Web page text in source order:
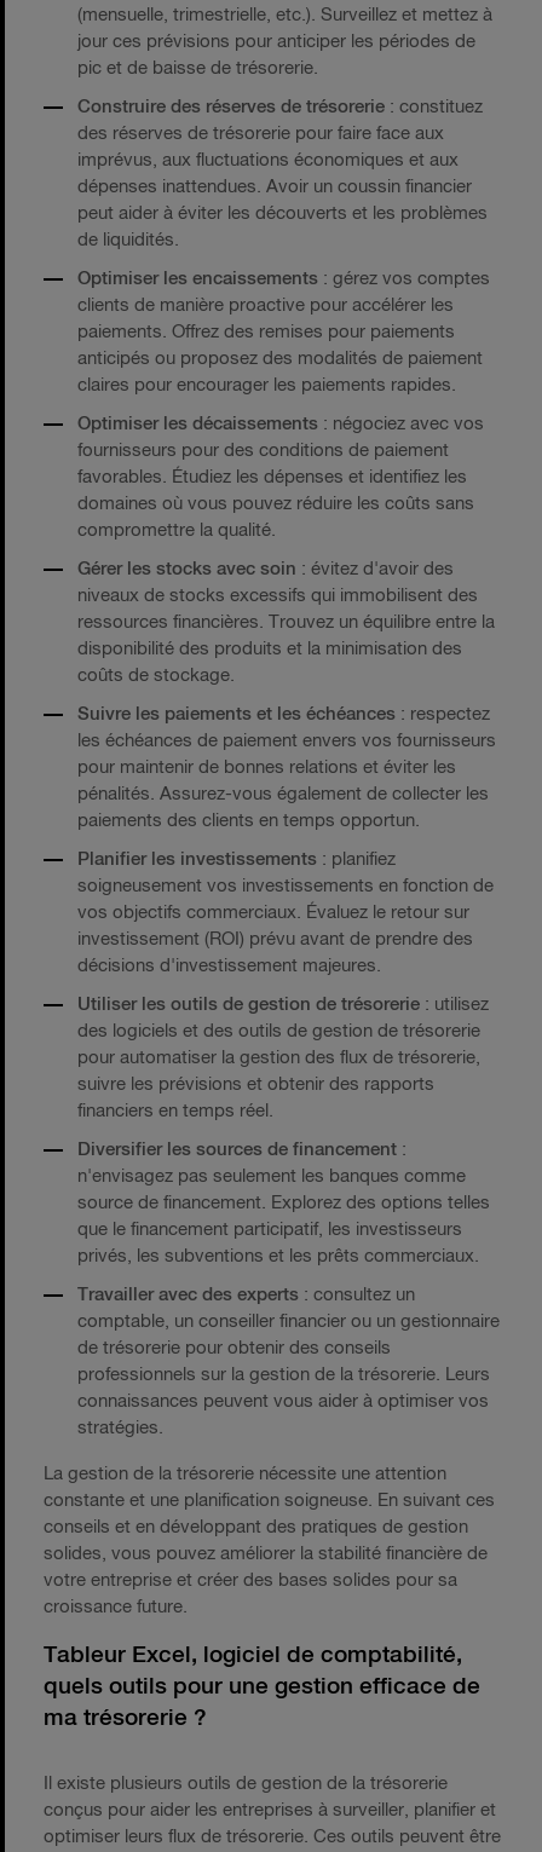
(mensuelle, trimestrielle, etc.). Surveillez et mettez à
jour ces prévisions pour anticiper les périodes de
pic et de baisse de trésorerie.
Construire des réserves de trésorerie : constituez
des réserves de trésorerie pour faire face aux
imprévus, aux fluctuations économiques et aux
dépenses inattendues. Avoir un coussin financier
peut aider à éviter les découverts et les problèmes
de liquidités.
Optimiser les encaissements : gérez vos comptes
clients de manière proactive pour accélérer les
paiements. Offrez des remises pour paiements
anticipés ou proposez des modalités de paiement
claires pour encourager les paiements rapides.
Optimiser les décaissements : négociez avec vos
fournisseurs pour des conditions de paiement
favorables. Étudiez les dépenses et identifiez les
domaines où vous pouvez réduire les coûts sans
compromettre la qualité.
Gérer les stocks avec soin : évitez d'avoir des
niveaux de stocks excessifs qui immobilisent des
ressources financières. Trouvez un équilibre entre la
disponibilité des produits et la minimisation des
coûts de stockage.
Suivre les paiements et les échéances : respectez
les échéances de paiement envers vos fournisseurs
pour maintenir de bonnes relations et éviter les
pénalités. Assurez-vous également de collecter les
paiements des clients en temps opportun.
Planifier les investissements : planifiez
soigneusement vos investissements en fonction de
vos objectifs commerciaux. Évaluez le retour sur
investissement (ROI) prévu avant de prendre des
décisions d'investissement majeures.
Utiliser les outils de gestion de trésorerie : utilisez
des logiciels et des outils de gestion de trésorerie
pour automatiser la gestion des flux de trésorerie,
suivre les prévisions et obtenir des rapports
financiers en temps réel.
Diversifier les sources de financement :
n'envisagez pas seulement les banques comme
source de financement. Explorez des options telles
que le financement participatif, les investisseurs
privés, les subventions et les prêts commerciaux.
Travailler avec des experts : consultez un
comptable, un conseiller financier ou un gestionnaire
de trésorerie pour obtenir des conseils
professionnels sur la gestion de la trésorerie. Leurs
connaissances peuvent vous aider à optimiser vos
stratégies.
La gestion de la trésorerie nécessite une attention
constante et une planification soigneuse. En suivant ces
conseils et en développant des pratiques de gestion
solides, vous pouvez améliorer la stabilité financière de
votre entreprise et créer des bases solides pour sa
croissance future.
Tableur Excel, logiciel de comptabilité,
quels outils pour une gestion efficace de
ma trésorerie ?
Il existe plusieurs outils de gestion de la trésorerie
conçus pour aider les entreprises à surveiller, planifier et
optimiser leurs flux de trésorerie. Ces outils peuvent être